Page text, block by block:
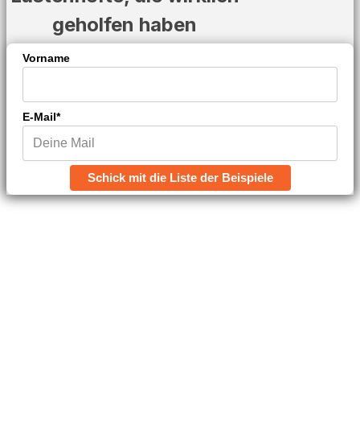
geholfen haben
Vorname
E-Mail*
Schick mit die Liste der Beispiele